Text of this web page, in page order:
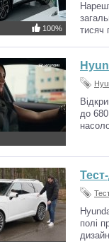
100%
тисяч
до
полі